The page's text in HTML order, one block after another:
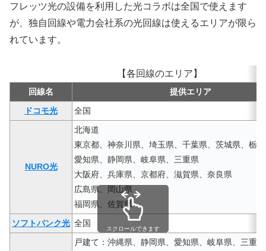
フレッツ光の設備を利用した光コラボは全国で使えます
が、独自回線や電力会社系の光回線は使えるエリアが限ら
れています。
【各回線のエリア】
回線名
提供エリア
ドコモ光
全国
NURO光
北海道
東京都、神奈川県、埼玉県、千葉県、茨城県、栃
愛知県、静岡県、岐阜県、三重県
大阪府、兵庫県、京都府、滋賀県、奈良県
広島県、岡山県
福岡県、佐賀県
ソフトバンク光 全国
戸建て：沖縄県、静岡県、愛知県、岐阜県、三重県
スクロールできます